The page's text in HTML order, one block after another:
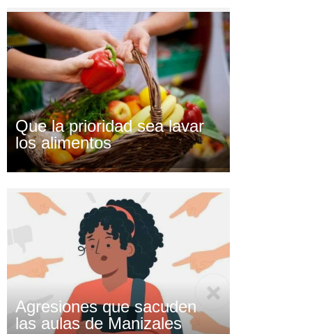
Que la prioridad sea lavar
los alimentos
Agresiones que sacuden
las aulas de Manizales